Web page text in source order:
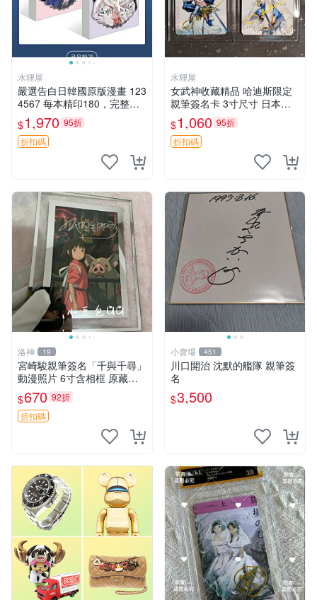
水狸屋
嚴選告白日韓國原版漫畫 123
4567 每本精印180，完整收
藏推薦 告白日、漫畫、特典
$1,970 95折
折扣碼
水狸屋
女武神收藏精品 哈迪斯限定
親筆簽名卡 3寸尺寸 日本中
古正品 隨機附泡沫包裝 國際
速遞 女武神卡片 哈迪斯簽名
簽名卡周邊
$1,060 95折
折扣碼
洛神 19
宮崎駿親筆簽名「千與千尋」
動漫照片 6寸含相框 原藏品
直賣 千與千尋 簽名照 相片收
藏
$670 92折
折扣碼
小賣場 451
川口開治 沈默的艦隊 親筆簽
名
$3,500